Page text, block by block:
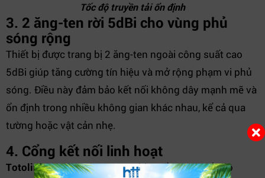
Tốc độ truyền tải ổn định
3. 2 ăng-ten rời 5dBi cho vùng phủ
sóng rộng
Thiết bị được trang bị 2 ăng-ten ngoài công suất cao
5dBi giúp tăng cường tín hiệu và mở rộng phạm vi phủ
sóng. Điều này đảm bảo kết nối không dây mạnh mẽ và
ổn định trong nhiều không gian khác nhau, kể cả qua
tường hoặc vật cản nhẹ.
4. Cổng kết nối linh hoạt
Totolink N350RTđược trang bị 4 cổng LAN tốc độ